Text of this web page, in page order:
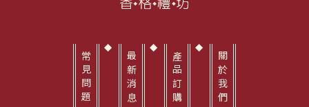
常見問題 最新消息 產品訂購 關於我們